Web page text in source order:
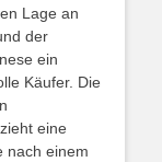
Lage an
der
ein
Käufer. Die
eine
nach einem